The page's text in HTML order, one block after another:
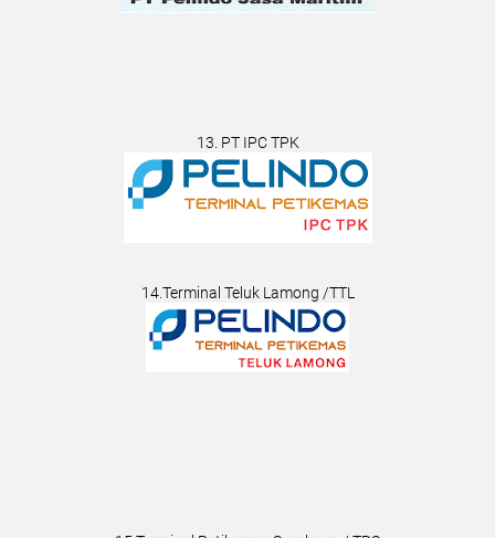
13. PT IPC TPK
14.Terminal Teluk Lamong /TTL